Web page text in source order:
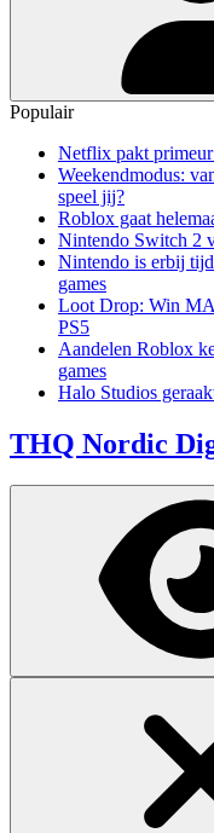
Populair
Netflix pakt
Weekendmodus:
speel jij?
Roblox gaat
Nintendo Switch 2
Nintendo is erbij
games
Loot Drop: Win
PS5
Aandelen Roblox
games
Halo Studios
THQ Nordic